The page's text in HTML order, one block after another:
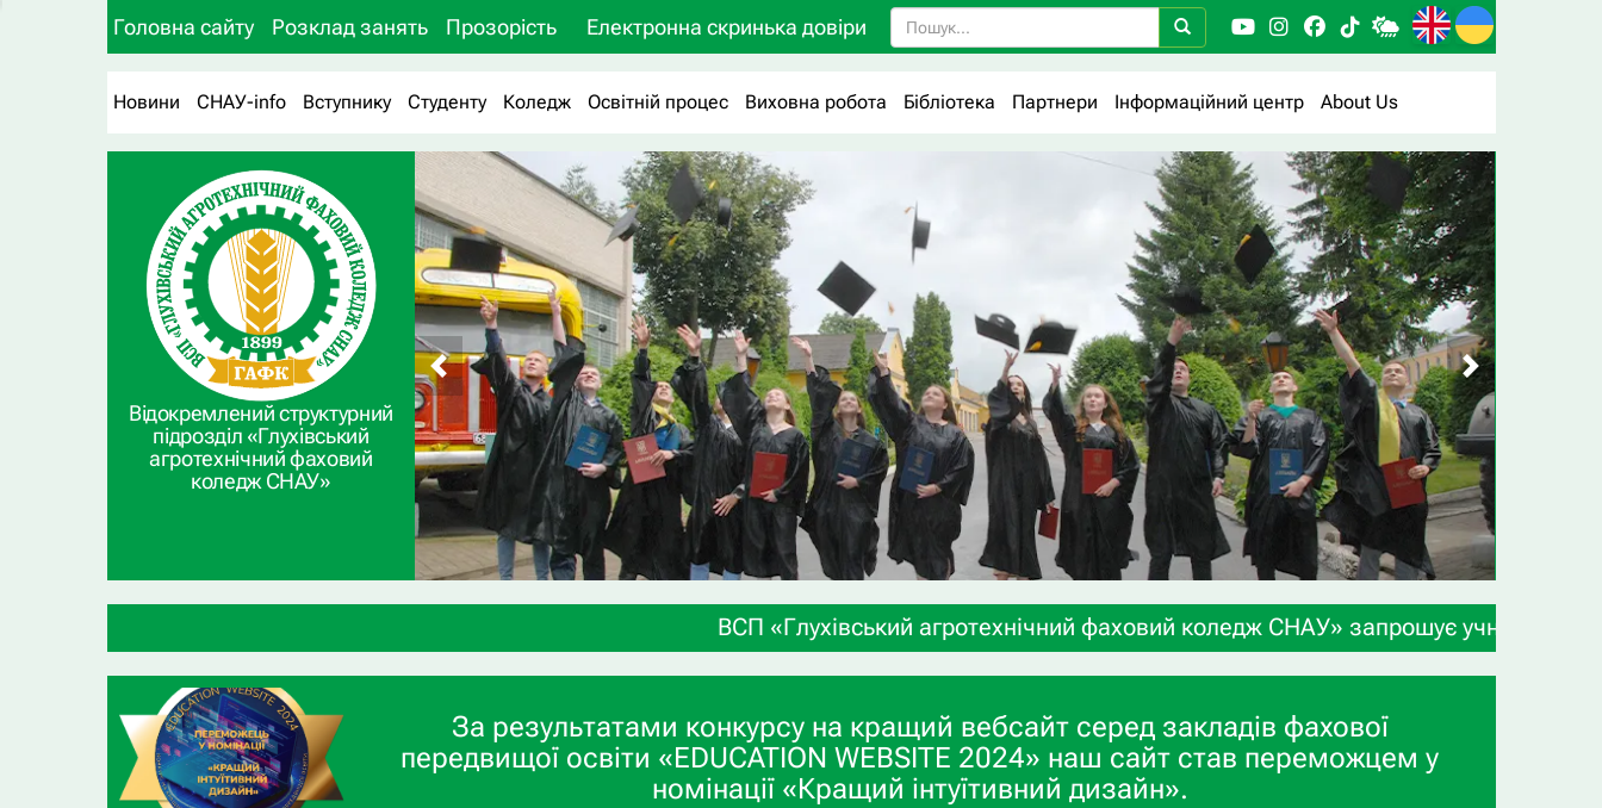
Головна сайту Розклад занять Прозорість Електронна скринька довіри
Новини СНАУ-info Вступнику Студенту Коледж Освітній процес Виховна робота Бібліотека Партнери Інформаційний центр About Us
Відокремлений структурний
підрозділ «Глухівський
агротехнічний фаховий
коледж СНАУ»
ВСП «Глухівський агротехнічний фаховий коледж СНАУ» запрошує учнів 9-х та 11-х класів,
За результатами конкурсу на кращий вебсайт серед закладів фахової
передвищої освіти «EDUCATION WEBSITE 2024» наш сайт став переможцем у
номінації «Кращий інтуїтивний дизайн».